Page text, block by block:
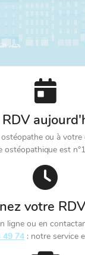
ou à
ostéopathique est
votre
ligne ou en
49 74 : notre service